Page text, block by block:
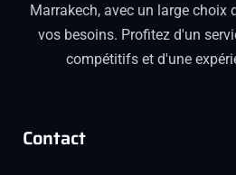
Marrakech, avec un large choix
vos besoins. Profitez d'un
compétitifs et d'une
Contact